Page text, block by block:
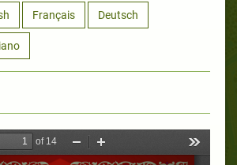
Français Deutsch